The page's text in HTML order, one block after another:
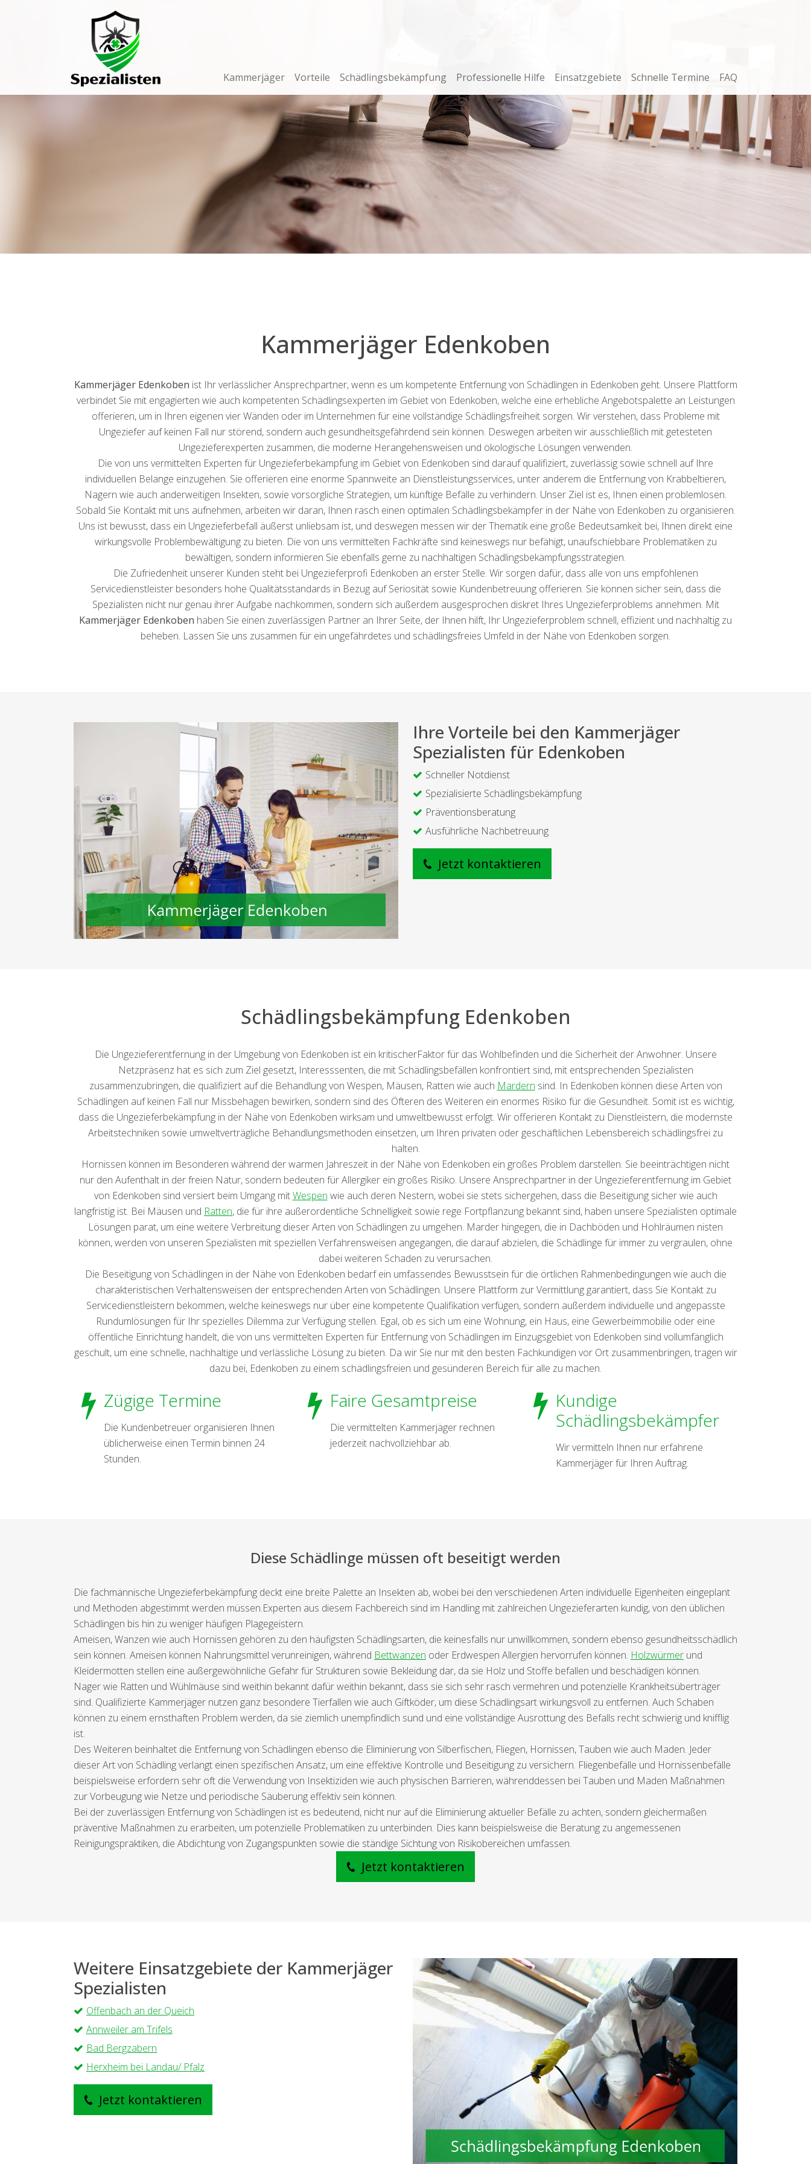
Navigation
Kammerjäger Vorteile Schädlingsbekämpfung Professionelle Hilfe Einsatzgebiete Schnelle Termine FAQ
Kammerjäger Edenkoben
Kammerjäger Edenkoben ist Ihr verlässlicher Ansprechpartner, wenn es um kompetente Entfernung von Schädlingen in Edenkoben geht. Unsere Plattform
verbindet Sie mit engagierten wie auch kompetenten Schädlingsexperten im Gebiet von Edenkoben, welche eine erhebliche Angebotspalette an Leistungen
offerieren, um in Ihren eigenen vier Wänden oder im Unternehmen für eine vollständige Schädlingsfreiheit sorgen. Wir verstehen, dass Probleme mit
Ungeziefer auf keinen Fall nur störend, sondern auch gesundheitsgefährdend sein können. Deswegen arbeiten wir ausschließlich mit getesteten
Ungezieferexperten zusammen, die moderne Herangehensweisen und ökologische Lösungen verwenden.
Die von uns vermittelten Experten für Ungezieferbekämpfung im Gebiet von Edenkoben sind darauf qualifiziert, zuverlässig sowie schnell auf Ihre
individuellen Belange einzugehen. Sie offerieren eine enorme Spannweite an Dienstleistungsservices, unter anderem die Entfernung von Krabbeltieren,
Nagern wie auch anderweitigen Insekten, sowie vorsorgliche Strategien, um künftige Befälle zu verhindern. Unser Ziel ist es, Ihnen einen problemlosen.
Sobald Sie Kontakt mit uns aufnehmen, arbeiten wir daran, Ihnen rasch einen optimalen Schädlingsbekämpfer in der Nähe von Edenkoben zu organisieren.
Uns ist bewusst, dass ein Ungezieferbefall äußerst unliebsam ist, und deswegen messen wir der Thematik eine große Bedeutsamkeit bei, Ihnen direkt eine
wirkungsvolle Problembewältigung zu bieten. Die von uns vermittelten Fachkräfte sind keineswegs nur befähigt, unaufschiebbare Problematiken zu
bewältigen, sondern informieren Sie ebenfalls gerne zu nachhaltigen Schädlingsbekämpfungsstrategien.
Die Zufriedenheit unserer Kunden steht bei Ungezieferprofi Edenkoben an erster Stelle. Wir sorgen dafür, dass alle von uns empfohlenen
Servicedienstleister besonders hohe Qualitätsstandards in Bezug auf Seriosität sowie Kundenbetreuung offerieren. Sie können sicher sein, dass die
Spezialisten nicht nur genau ihrer Aufgabe nachkommen, sondern sich außerdem ausgesprochen diskret Ihres Ungezieferproblems annehmen. Mit
Kammerjäger Edenkoben haben Sie einen zuverlässigen Partner an Ihrer Seite, der Ihnen hilft, Ihr Ungezieferproblem schnell, effizient und nachhaltig zu
beheben. Lassen Sie uns zusammen für ein ungefährdetes und schädlingsfreies Umfeld in der Nähe von Edenkoben sorgen.
Ihre Vorteile bei den Kammerjäger
Spezialisten für Edenkoben
Schneller Notdienst
Spezialisierte Schädlingsbekämpfung
Präventionsberatung
Ausführliche Nachbetreuung
Jetzt kontaktieren
Schädlingsbekämpfung Edenkoben
Die Ungezieferentfernung in der Umgebung von Edenkoben ist ein kritischerFaktor für das Wohlbefinden und die Sicherheit der Anwohner. Unsere
Netzpräsenz hat es sich zum Ziel gesetzt, Interesssenten, die mit Schädlingsbefällen konfrontiert sind, mit entsprechenden Spezialisten
zusammenzubringen, die qualifiziert auf die Behandlung von Wespen, Mäusen, Ratten wie auch Mardern sind. In Edenkoben können diese Arten von
Schädlingen auf keinen Fall nur Missbehagen bewirken, sondern sind des Öfteren des Weiteren ein enormes Risiko für die Gesundheit. Somit ist es wichtig,
dass die Ungezieferbekämpfung in der Nähe von Edenkoben wirksam und umweltbewusst erfolgt. Wir offerieren Kontakt zu Dienstleistern, die modernste
Arbeitstechniken sowie umweltverträgliche Behandlungsmethoden einsetzen, um Ihren privaten oder geschäftlichen Lebensbereich schädlingsfrei zu
halten.
Hornissen können im Besonderen während der warmen Jahreszeit in der Nähe von Edenkoben ein großes Problem darstellen. Sie beeinträchtigen nicht
nur den Aufenthalt in der freien Natur, sondern bedeuten für Allergiker ein großes Risiko. Unsere Ansprechpartner in der Ungezieferentfernung im Gebiet
von Edenkoben sind versiert beim Umgang mitWespen wie auch deren Nestern, wobei sie stets sichergehen, dass die Beseitigung sicher wie auch
langfristig ist. Bei Mäusen und Ratten, die für ihre außerordentliche Schnelligkeit sowie rege Fortpflanzung bekannt sind, haben unsere Spezialisten optimale
Lösungen parat, um eine weitere Verbreitung dieser Arten von Schädlingen zu umgehen. Marder hingegen, die in Dachböden und Hohlräumen nisten
können, werden von unseren Spezialisten mit speziellen Verfahrensweisen angegangen, die darauf abzielen, die Schädlinge für immer zu vergraulen, ohne
dabei weiteren Schaden zu verursachen.
Die Beseitigung von Schädlingen in der Nähe von Edenkoben bedarf ein umfassendes Bewusstsein für die örtlichen Rahmenbedingungen wie auch die
charakteristischen Verhaltensweisen der entsprechenden Arten von Schädlingen. Unsere Plattform zur Vermittlung garantiert, dass Sie Kontakt zu
Servicedienstleistern bekommen, welche keineswegs nur über eine kompetente Qualifikation verfügen, sondern außerdem individuelle und angepasste
Rundumlösungen für Ihr spezielles Dilemma zur Verfügung stellen. Egal, ob es sich um eine Wohnung, ein Haus, eine Gewerbeimmobilie oder eine
öffentliche Einrichtung handelt, die von uns vermittelten Experten für Entfernung von Schädlingen im Einzugsgebiet von Edenkoben sind vollumfänglich
geschult, um eine schnelle, nachhaltige und verlässliche Lösung zu bieten. Da wir Sie nur mit den besten Fachkundigen vor Ort zusammenbringen, tragen wir
dazu bei, Edenkoben zu einem schädlingsfreien und gesünderen Bereich für alle zu machen.
Zügige Termine
Die Kundenbetreuer organisieren Ihnen
üblicherweise einen Termin binnen 24
Stunden.
Faire Gesamtpreise
Die vermittelten Kammerjäger rechnen
jederzeit nachvollziehbar ab.
Kundige
Schädlingsbekämpfer
Wir vermitteln Ihnen nur erfahrene
Kammerjäger für Ihren Auftrag.
Diese Schädlinge müssen oft beseitigt werden
Die fachmännische Ungezieferbekämpfung deckt eine breite Palette an Insekten ab, wobei bei den verschiedenen Arten individuelle Eigenheiten eingeplant
und Methoden abgestimmt werden müssen.Experten aus diesem Fachbereich sind im Handling mit zahlreichen Ungezieferarten kundig, von den üblichen
Schädlingen bis hin zu weniger häufigen Plagegeistern.
Ameisen, Wanzen wie auch Hornissen gehören zu den häufigsten Schädlingsarten, die keinesfalls nur unwillkommen, sondern ebenso gesundheitsschädlich
sein können. Ameisen können Nahrungsmittel verunreinigen, während Bettwanzen oder Erdwespen Allergien hervorrufen können. Holzwürmer und
Kleidermotten stellen eine außergewöhnliche Gefahr für Strukturen sowie Bekleidung dar, da sie Holz und Stoffe befallen und beschädigen können.
Nager wie Ratten und Wühlmäuse sind weithin bekannt dafür weithin bekannt, dass sie sich sehr rasch vermehren und potenzielle Krankheitsüberträger
sind. Qualifizierte Kammerjäger nutzen ganz besondere Tierfallen wie auch Giftköder, um diese Schädlingsart wirkungsvoll zu entfernen. Auch Schaben
können zu einem ernsthaften Problem werden, da sie ziemlich unempfindlich sund und eine vollständige Ausrottung des Befalls recht schwierig und knifflig
ist.
Des Weiteren beinhaltet die Entfernung von Schädlingen ebenso die Eliminierung von Silberfischen, Fliegen, Hornissen, Tauben wie auch Maden. Jeder
dieser Art von Schädling verlangt einen spezifischen Ansatz, um eine effektive Kontrolle und Beseitigung zu versichern. Fliegenbefälle und Hornissenbefälle
beispielsweise erfordern sehr oft die Verwendung von Insektiziden wie auch physischen Barrieren, währenddessen bei Tauben und Maden Maßnahmen
zur Vorbeugung wie Netze und periodische Säuberung effektiv sein können.
Bei der zuverlässigen Entfernung von Schädlingen ist es bedeutend, nicht nur auf die Eliminierung aktueller Befälle zu achten, sondern gleichermaßen
präventive Maßnahmen zu erarbeiten, um potenzielle Problematiken zu unterbinden. Dies kann beispielsweise die Beratung zu angemessenen
Reinigungspraktiken, die Abdichtung von Zugangspunkten sowie die ständige Sichtung von Risikobereichen umfassen.
Jetzt kontaktieren
Weitere Einsatzgebiete der Kammerjäger
Spezialisten
Offenbach an der Queich
Annweiler am Trifels
Bad Bergzabern
Herxheim bei Landau/ Pfalz
Jetzt kontaktieren